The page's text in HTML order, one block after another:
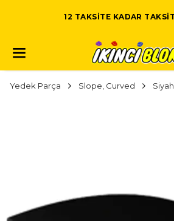
12 TAKSITE KADAR
Yedek Parça Slope, Curved Siyah